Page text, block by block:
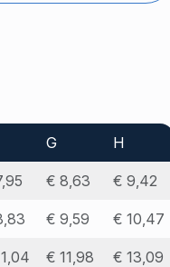
G H
€ 8,63 € 9,42
€ 9,59 € 10,47
€ 11,98 € 13,09